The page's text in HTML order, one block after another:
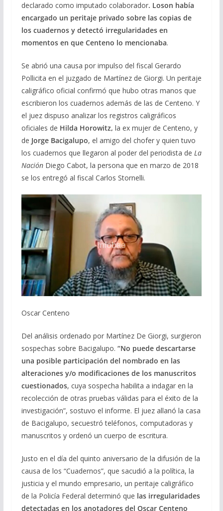
declarado como imputado colaborador. Loson había
encargado un peritaje privado sobre las copias de
los cuadernos y detectó irregularidades en
momentos en que Centeno lo mencionaba.
Se abrió una causa por impulso del fiscal Gerardo
Pollicita en el juzgado de Martínez de Giorgi. Un peritaje
caligráfico oficial confirmó que hubo otras manos que
escribieron los cuadernos además de las de Centeno. Y
el juez dispuso analizar los registros caligráficos
oficiales de Hilda Horowitz, la ex mujer de Centeno, y
de Jorge Bacigalupo, el amigo del chofer y quien tuvo
los cuadernos que llegaron al poder del periodista de La
NaciónDiego Cabot, la persona que en marzo de 2018
se los entregó al fiscal Carlos Stornelli.
Oscar Centeno
Del análisis ordenado por Martínez De Giorgi, surgieron
sospechas sobre Bacigalupo. “No puede descartarse
una posible participación del nombrado en las
alteraciones y/o modificaciones de los manuscritos
cuestionados, cuya sospecha habilita a indagar en la
recolección de otras pruebas válidas para el éxito de la
investigación”, sostuvo el informe. El juez allanó la casa
de Bacigalupo, secuestró teléfonos, computadoras y
manuscritos y ordenó un cuerpo de escritura.
Justo en el día del quinto aniversario de la difusión de la
causa de los “Cuadernos”, que sacudió a la política, la
justicia y el mundo empresario, un peritaje caligráfico
de la Policía Federal determinó que las irregularidades
detectadas en los anotadores del Oscar Centeno